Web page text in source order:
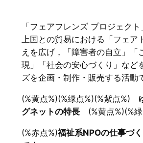
「フェアフレンズ プロジェク
上国との貿易における「フェア
えを広げ，「障害者の自立」「
現」「社会の安心づくり」など
ズを企画・制作・販売する活動
(%黄点%)(%緑点%)(%紫点%)
グネットの特長(%黄点%)(%緑
(%赤点%)福祉系NPOの仕事づ